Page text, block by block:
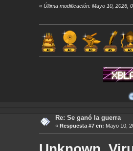
«Última modificación: Mayo 10, 2026,
Mis
Re: Se ganó la guerra
« Respuesta #7 en: Mayo 10,